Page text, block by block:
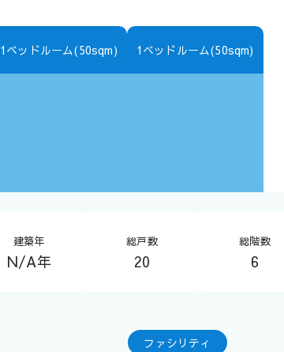
1ベッドルーム(50sqm) 1ベッドルーム(50sqm)
建築年
N/A年
総戸数
20
総階数
6
ファシリティ